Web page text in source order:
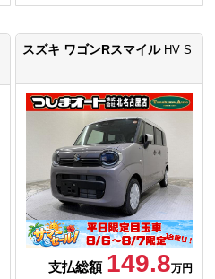
スズキ ワゴンRスマイル HV S
支払総額 149.8万円